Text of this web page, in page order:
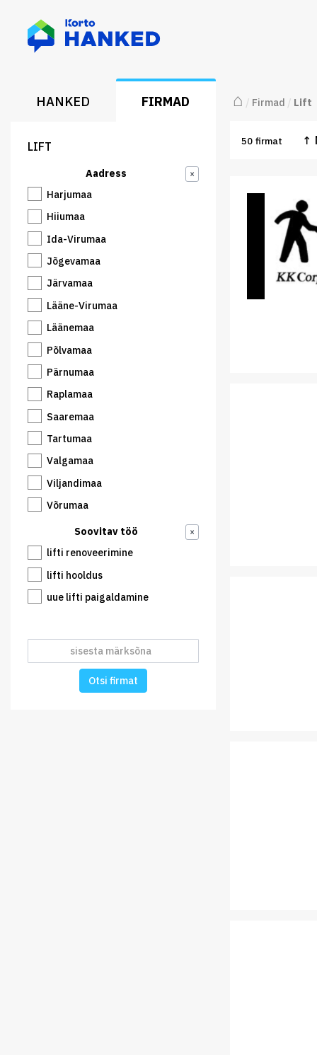
HANKED FIRMAD
LIFT
Aadress ×
Harjumaa
Hiiumaa
Ida-Virumaa
Jõgevamaa
Järvamaa
Lääne-Virumaa
Läänemaa
Põlvamaa
Pärnumaa
Raplamaa
Saaremaa
Tartumaa
Valgamaa
Viljandimaa
Võrumaa
Soovitav töö ×
lifti renoveerimine
lifti hooldus
uue lifti paigaldamine
Otsi firmat
⌂ / Firmad / Lift
50 firmat ↑